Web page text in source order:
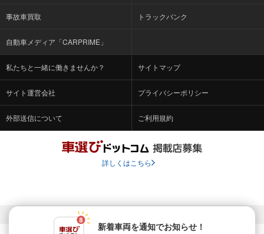
新着車両を通知でお知らせ！
事故車買取 トラックバンク
自動車メディア「CARPRIME」
私たちと一緒に働きませんか？ サイトマップ
サイト運営会社 プライバシーポリシー
外部送信について ご利用規約
詳しくはこちら
© Fabrica Communications Co., LTD.